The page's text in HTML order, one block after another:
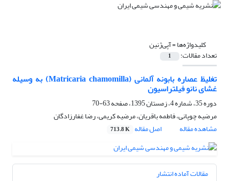
کلیدواژه‌ها =آپی‌ژنین
تعداد مقالات: 1
تغلیظ عصاره بابونه آلمانی (Matricaria chamomilla) به وسیله
غشای نانو فیلتراسیون
دوره 35، شماره 4، زمستان 1395، صفحه
63-70
مرضیه چوپانی، فاطمه باقریان، مرضیه کریمی، رضا غفارزادگان
مشاهده مقاله
اصل مقاله 713.8 K
مقالات آماده انتشار